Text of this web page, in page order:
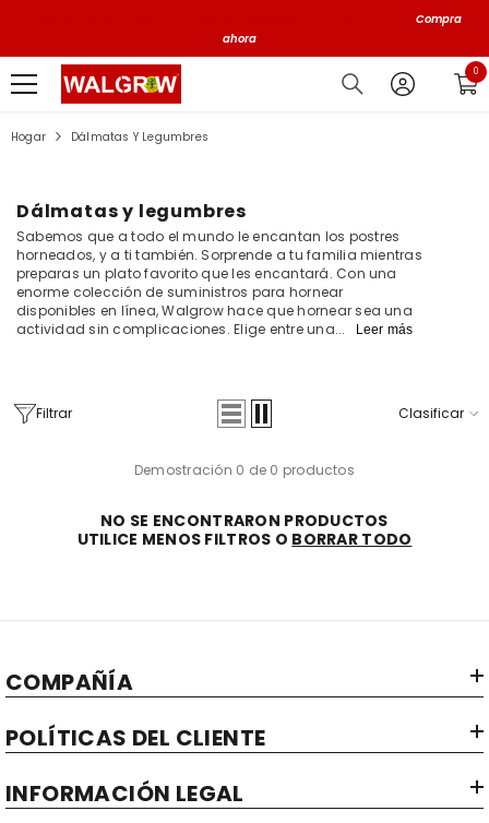
Compra
ahora
00
Hogar Dálmatas Y Legumbres
Dálmatas y legumbres
Sabemos que a todo el mundo le encantan los postres
horneados, y a ti también. Sorprende a tu familia mientras
preparas un plato favorito que les encantará. Con una
enorme colección de suministros para hornear
disponibles en línea, Walgrow hace que hornear sea una
actividad sin complicaciones. Elige entre una...
Leer más
Filtrar Clasificar
Demostración 0 de 0 productos
NO SE ENCONTRARON PRODUCTOS
UTILICE MENOS FILTROS O BORRAR TODO
COMPAÑÍA
POLÍTICAS DEL CLIENTE
INFORMACIÓN LEGAL